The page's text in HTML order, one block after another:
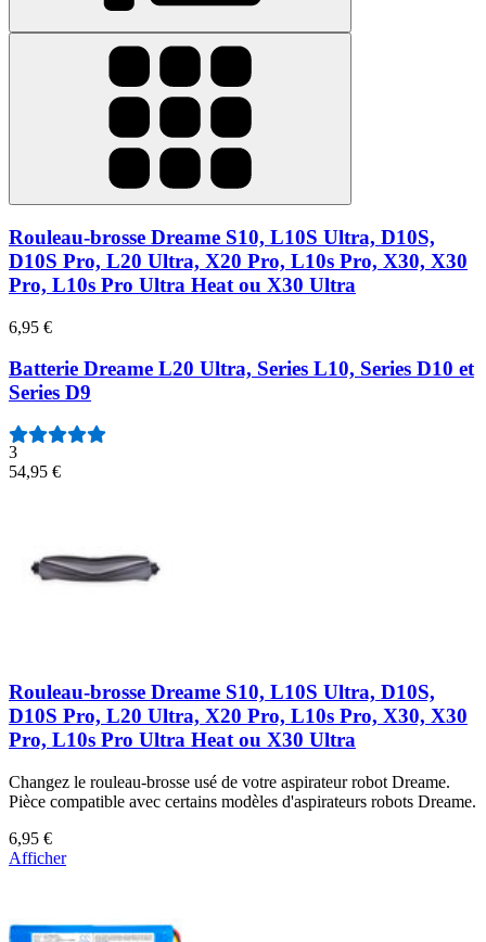
Rouleau-brosse Dreame S10, L10S Ultra, D10S,
D10S Pro, L20 Ultra, X20 Pro, L10s Pro, X30, X30
Pro, L10s Pro Ultra Heat ou X30 Ultra
6,95 €
Batterie Dreame L20 Ultra, Series L10, Series D10 et
Series D9
3
54,95 €
Rouleau-brosse Dreame S10, L10S Ultra, D10S,
D10S Pro, L20 Ultra, X20 Pro, L10s Pro, X30, X30
Pro, L10s Pro Ultra Heat ou X30 Ultra
Changez le rouleau-brosse usé de votre aspirateur robot Dreame.
Pièce compatible avec certains modèles d'aspirateurs robots Dreame.
6,95 €
Afficher